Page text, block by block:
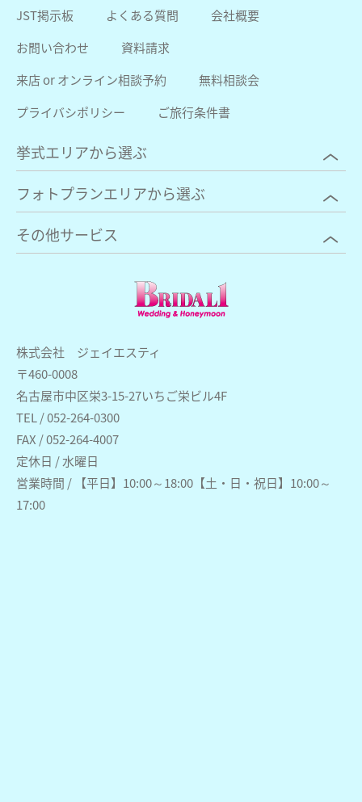
株式会社 ジェイエスティ
〒460-0008
名古屋市中区栄3-15-27いちご栄ビル4F
TEL / 052-264-0300
FAX / 052-264-4007
定休日 / 水曜日
営業時間 / 【平日】10:00～18:00【土・日・祝日】10:00～
17:00
JST掲示板
よくある質問
会社概要
お問い合わせ
資料請求
来店 or オンライン相談予約
無料相談会
プライバシポリシー
ご旅行条件書
挙式エリアから選ぶ
フォトプランエリアから選ぶ
その他サービス